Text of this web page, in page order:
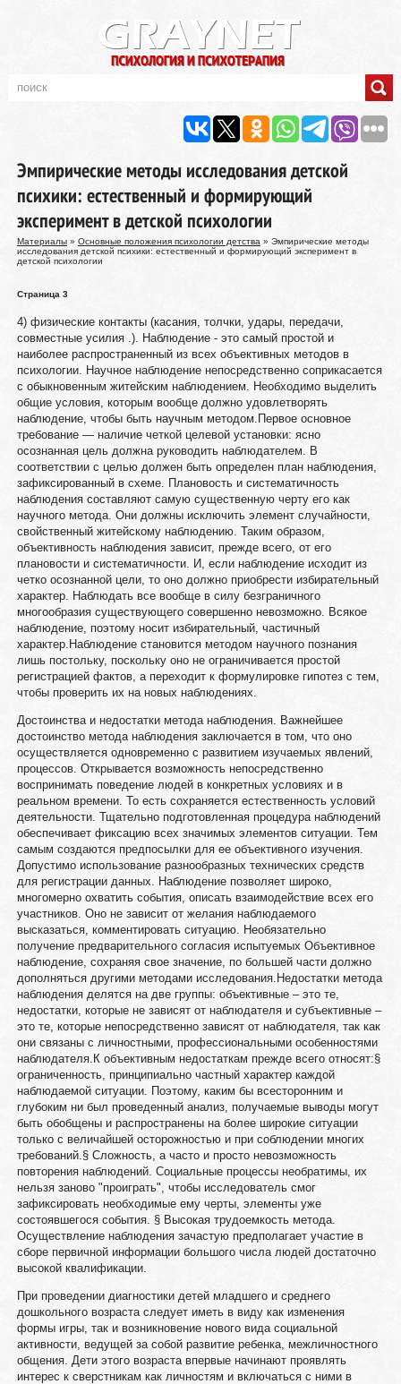
Эмпирические методы исследования детской
психики: естественный и формирующий
эксперимент в детской психологии
Материалы» Основные положения психологии детства » Эмпирические методы
исследования детской психики: естественный и формирующий эксперимент в
детской психологии
Страница 3
4) физические контакты (касания, толчки, удары, передачи,
совместные усилия .). Наблюдение - это самый простой и
наиболее распространенный из всех объективных методов в
психологии. Научное наблюдение непосредственно соприкасается
с обыкновенным житейским наблюдением. Необходимо выделить
общие условия, которым вообще должно удовлетворять
наблюдение, чтобы быть научным методом.Первое основное
требование — наличие четкой целевой установки: ясно
осознанная цель должна руководить наблюдателем. В
соответствии с целью должен быть определен план наблюдения,
зафиксированный в схеме. Плановость и систематичность
наблюдения составляют самую существенную черту его как
научного метода. Они должны исключить элемент случайности,
свойственный житейскому наблюдению. Таким образом,
объективность наблюдения зависит, прежде всего, от его
плановости и систематичности. И, если наблюдение исходит из
четко осознанной цели, то оно должно приобрести избирательный
характер. Наблюдать все вообще в силу безграничного
многообразия существующего совершенно невозможно. Всякое
наблюдение, поэтому носит избирательный, частичный
характер.Наблюдение становится методом научного познания
лишь постольку, поскольку оно не ограничивается простой
регистрацией фактов, а переходит к формулировке гипотез с тем,
чтобы проверить их на новых наблюдениях.
Достоинства и недостатки метода наблюдения. Важнейшее
достоинство метода наблюдения заключается в том, что оно
осуществляется одновременно с развитием изучаемых явлений,
процессов. Открывается возможность непосредственно
воспринимать поведение людей в конкретных условиях и в
реальном времени. То есть сохраняется естественность условий
деятельности. Тщательно подготовленная процедура наблюдений
обеспечивает фиксацию всех значимых элементов ситуации. Тем
самым создаются предпосылки для ее объективного изучения.
Допустимо использование разнообразных технических средств
для регистрации данных. Наблюдение позволяет широко,
многомерно охватить события, описать взаимодействие всех его
участников. Оно не зависит от желания наблюдаемого
высказаться, комментировать ситуацию. Необязательно
получение предварительного согласия испытуемых Объективное
наблюдение, сохраняя свое значение, по большей части должно
дополняться другими методами исследования.Недостатки метода
наблюдения делятся на две группы: объективные – это те,
недостатки, которые не зависят от наблюдателя и субъективные –
это те, которые непосредственно зависят от наблюдателя, так как
они связаны с личностными, профессиональными особенностями
наблюдателя.К объективным недостаткам прежде всего относят:§
ограниченность, принципиально частный характер каждой
наблюдаемой ситуации. Поэтому, каким бы всесторонним и
глубоким ни был проведенный анализ, получаемые выводы могут
быть обобщены и распространены на более широкие ситуации
только с величайшей осторожностью и при соблюдении многих
требований.§ Сложность, а часто и просто невозможность
повторения наблюдений. Социальные процессы необратимы, их
нельзя заново "проиграть", чтобы исследователь смог
зафиксировать необходимые ему черты, элементы уже
состоявшегося события. § Высокая трудоемкость метода.
Осуществление наблюдения зачастую предполагает участие в
сборе первичной информации большого числа людей достаточно
высокой квалификации.
При проведении диагностики детей младшего и среднего
дошкольного возраста следует иметь в виду как изменения
формы игры, так и возникновение нового вида социальной
активности, ведущей за собой развитие ребенка, межличностного
общения. Дети этого возраста впервые начинают проявлять
интерес к сверстникам как личностям и включаться с ними в